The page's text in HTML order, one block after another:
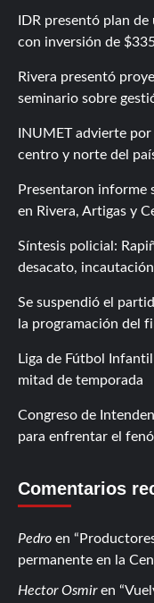
IDR presentó plan
con inversión de
Rivera presentó
seminario sobre
INUMET advierte
centro y norte del
Presentaron informe
en Rivera, Artigas y
Síntesis policial:
desacato,
Se suspendió el
la programación del
Liga de Fútbol
mitad de temporada
Congreso de
para enfrentar el
Comentarios
Pedro en
permanente en la
Hector Osmiren